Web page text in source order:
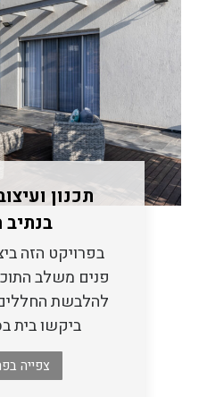
תכנון
בפרויקט הזה
פנים משלב
להלבשת החללים
ביקשו בית
צפייה